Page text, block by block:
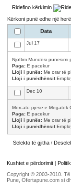
Ridefino kërkimin
Kërkoni punë edhe një
Data
Jul 17
Njoftim Mundësi punësimi
Paga: E pacekur
Lloji i punës: Me orar të
Lloji i punëdhënsit
Dec 10
Mercato pjese e Megatek
Paga: E pacekur
Lloji i punës: Me orar të
Lloji i punëdhënsit
Selekto të gjitha /
Kushtet e përdorimit |
Copyright © 2003-2010.
Pune, Ofertapune.com si